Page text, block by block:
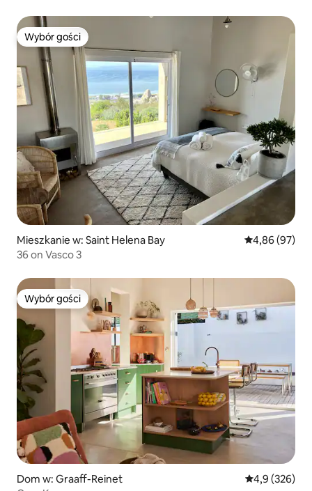
Wybór gości
Wybór gości
Mieszkanie w: Saint Helena Bay Średnia
4,86 (97)
36 on Vasco 3
Wybór gości
Wybór gości
Dom w: Graaff-Reinet Średnia
4,9 (326)